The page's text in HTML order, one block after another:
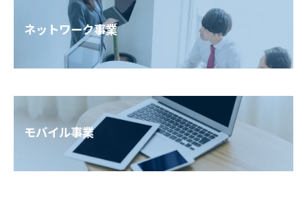
ネットワーク事業
モバイル事業